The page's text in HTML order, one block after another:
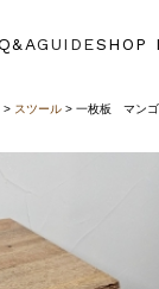
GUIDESHOP
> スツール> 一枚板 マン